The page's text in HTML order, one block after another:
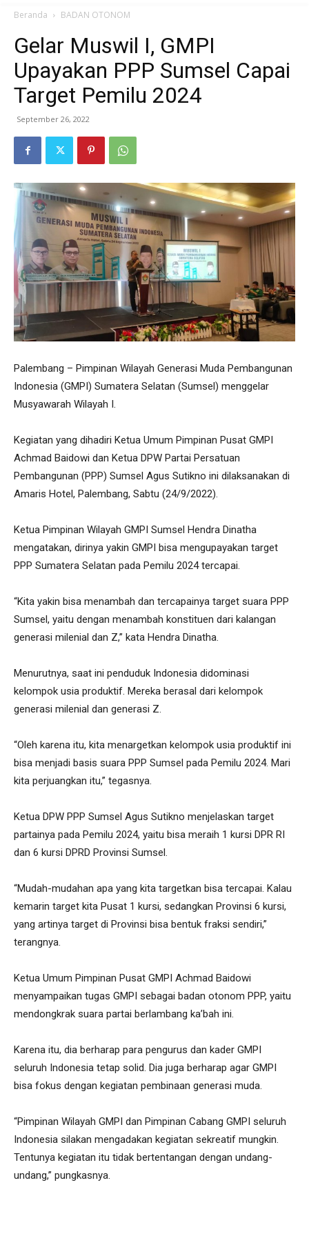
Beranda BADAN OTONOM
Gelar Muswil I, GMPI
Upayakan PPP Sumsel Capai
Target Pemilu 2024
September 26, 2022
Palembang – Pimpinan Wilayah Generasi Muda Pembangunan
Indonesia (GMPI) Sumatera Selatan (Sumsel) menggelar
Musyawarah Wilayah I.
Kegiatan yang dihadiri Ketua Umum Pimpinan Pusat GMPI
Achmad Baidowi dan Ketua DPW Partai Persatuan
Pembangunan (PPP) Sumsel Agus Sutikno ini dilaksanakan di
Amaris Hotel, Palembang, Sabtu (24/9/2022).
Ketua Pimpinan Wilayah GMPI Sumsel Hendra Dinatha
mengatakan, dirinya yakin GMPI bisa mengupayakan target
PPP Sumatera Selatan pada Pemilu 2024 tercapai.
“Kita yakin bisa menambah dan tercapainya target suara PPP
Sumsel, yaitu dengan menambah konstituen dari kalangan
generasi milenial dan Z,” kata Hendra Dinatha.
Menurutnya, saat ini penduduk Indonesia didominasi
kelompok usia produktif. Mereka berasal dari kelompok
generasi milenial dan generasi Z.
“Oleh karena itu, kita menargetkan kelompok usia produktif ini
bisa menjadi basis suara PPP Sumsel pada Pemilu 2024. Mari
kita perjuangkan itu,” tegasnya.
Ketua DPW PPP Sumsel Agus Sutikno menjelaskan target
partainya pada Pemilu 2024, yaitu bisa meraih 1 kursi DPR RI
dan 6 kursi DPRD Provinsi Sumsel.
“Mudah-mudahan apa yang kita targetkan bisa tercapai. Kalau
kemarin target kita Pusat 1 kursi, sedangkan Provinsi 6 kursi,
yang artinya target di Provinsi bisa bentuk fraksi sendiri,”
terangnya.
Ketua Umum Pimpinan Pusat GMPI Achmad Baidowi
menyampaikan tugas GMPI sebagai badan otonom PPP, yaitu
mendongkrak suara partai berlambang ka’bah ini.
Karena itu, dia berharap para pengurus dan kader GMPI
seluruh Indonesia tetap solid. Dia juga berharap agar GMPI
bisa fokus dengan kegiatan pembinaan generasi muda.
“Pimpinan Wilayah GMPI dan Pimpinan Cabang GMPI seluruh
Indonesia silakan mengadakan kegiatan sekreatif mungkin.
Tentunya kegiatan itu tidak bertentangan dengan undang-
undang,” pungkasnya.